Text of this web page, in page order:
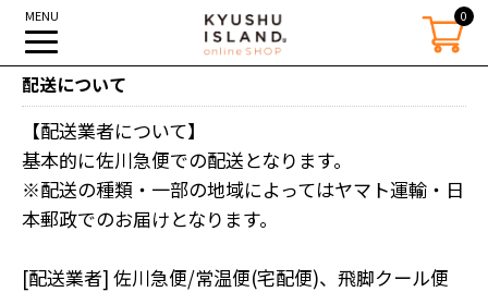
KYUSHU ISLAND 世界があこがれる九州を作る。
MENU 0
配送について
【配送業者について】
基本的に佐川急便での配送となります。
※配送の種類・一部の地域によってはヤマト運輸・日
本郵政でのお届けとなります。
[配送業者] 佐川急便/常温便(宅配便)、飛脚クール便